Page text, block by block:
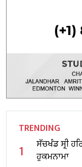
TRENDING
1
ਸੱਚਖੰਡ ਸ੍ਰੀ
ਹੁਕਮਨਾਮਾ